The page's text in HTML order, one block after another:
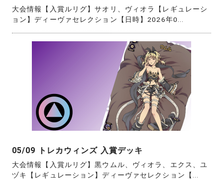
大会情報【入賞ルリグ】サオリ、ヴィオラ【レギュレーシ
ョン】ディーヴァセレクション【日時】2026年0...
05/09 トレカウィンズ 入賞デッキ
大会情報【入賞ルリグ】黒ウムル、ヴィオラ、エクス、ユ
ヅキ【レギュレーション】ディーヴァセレクション【...